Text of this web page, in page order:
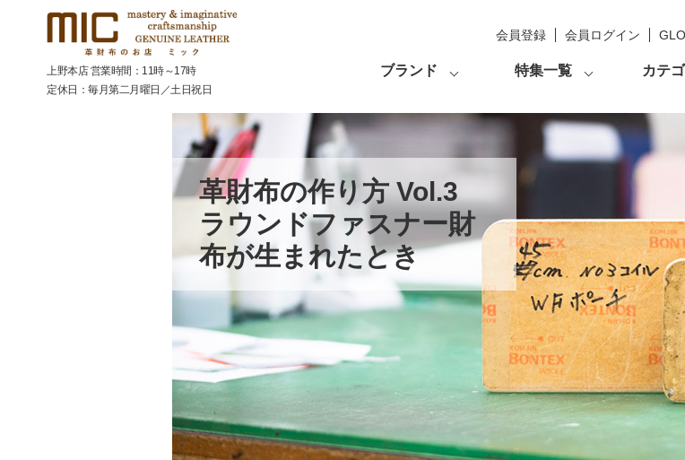
上野本店 営業時間：11時～17時
定休日：毎月第二月曜日／土日祝日
会員登録 会員ログイン
ブランド 特集一覧 カテ
革財布の作り方 Vol.3
ラウンドファスナー財
布が生まれたとき